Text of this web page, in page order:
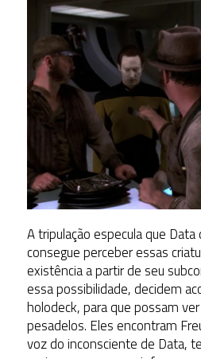
A tripulação especula que
consegue perceber essas
existência a partir de seu
essa possibilidade, decidem
holodeck, para que possam
pesadelos. Eles encontram
voz do inconsciente de Data,